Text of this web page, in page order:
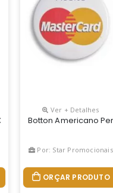
Em Metal
Impressão Digital De
Ver + Detalhes
Botton Americano
Por: Star Promocionais
ORÇAR PRODUTO